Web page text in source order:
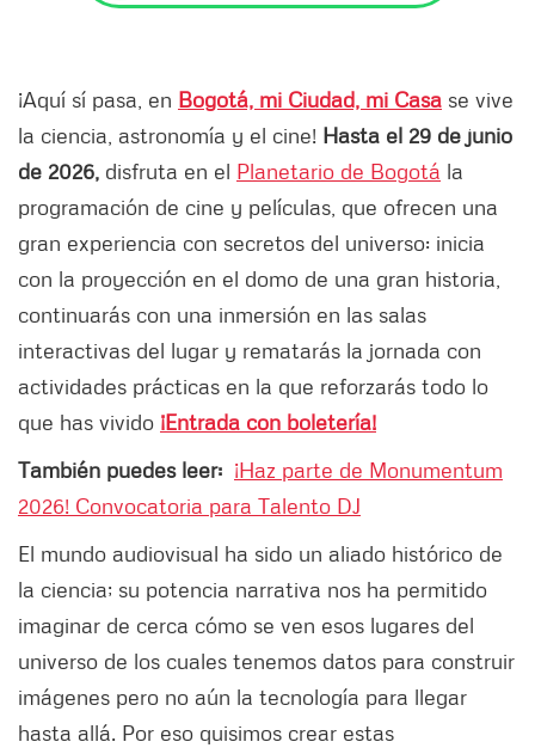
¡Aquí sí pasa, en Bogotá, mi Ciudad, mi Casa se vive
la ciencia, astronomía y el cine! Hasta el 29 de junio
de 2026, disfruta en el Planetario de Bogotá la
programación de cine y películas, que ofrecen una
gran experiencia con secretos del universo: inicia
con la proyección en el domo de una gran historia,
continuarás con una inmersión en las salas
interactivas del lugar y rematarás la jornada con
actividades prácticas en la que reforzarás todo lo
que has vivido ¡Entrada con boletería!
También puedes leer: ¡Haz parte de Monumentum
2026! Convocatoria para Talento DJ
El mundo audiovisual ha sido un aliado histórico de
la ciencia; su potencia narrativa nos ha permitido
imaginar de cerca cómo se ven esos lugares del
universo de los cuales tenemos datos para construir
imágenes pero no aún la tecnología para llegar
hasta allá. Por eso quisimos crear estas